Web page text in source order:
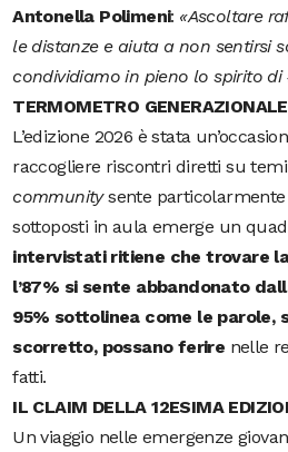
Antonella Polimeni: «Ascoltare
le distanze e aiuta a non sentirsi
condividiamo in pieno lo spirito di
TERMOMETRO GENERAZIONALE
L’edizione 2026 è stata
raccogliere riscontri diretti su
communitysente particolarmente
sottoposti in aula emerge un
intervistati ritiene che trovare
l’87% si sente abbandonato
95% sottolinea come le parole,
scorretto, possano ferire nelle
fatti.
IL CLAIM DELLA 12ESIMA
Un viaggio nelle emergenze